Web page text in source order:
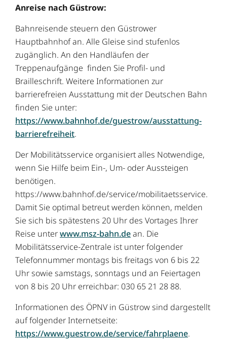
Anreise nach Güstrow:
Bahnreisende steuern den Güstrower
Hauptbahnhof an. Alle Gleise sind stufenlos
zugänglich. An den Handläufen der
Treppenaufgänge finden Sie Profil- und
Brailleschrift. Weitere Informationen zur
barrierefreien Ausstattung mit der Deutschen Bahn
finden Sie unter:
https://www.bahnhof.de/guestrow/ausstattung-
barrierefreiheit.
Der Mobilitätsservice organisiert alles Notwendige,
wenn Sie Hilfe beim Ein-, Um- oder Aussteigen
benötigen.
https://www.bahnhof.de/service/mobilitaetsservice.
Damit Sie optimal betreut werden können, melden
Sie sich bis spätestens 20 Uhr des Vortages Ihrer
Reise unterwww.msz-bahn.dean. Die
Mobilitätsservice-Zentrale ist unter folgender
Telefonnummer montags bis freitags von 6 bis 22
Uhr sowie samstags, sonntags und an Feiertagen
von 8 bis 20 Uhr erreichbar: 030 65 21 28 88.
Informationen des ÖPNV in Güstrow sind dargestellt
auf folgender Internetseite:
https://www.guestrow.de/service/fahrplaene.